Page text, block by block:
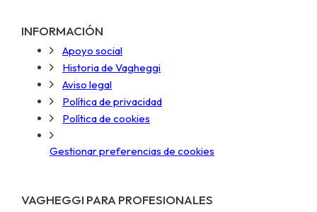
INFORMACIÓN
Apoyo social
Historia de Vagheggi
Aviso legal
Política de privacidad
Política de cookies
Gestionar preferencias de cookies
VAGHEGGI PARA PROFESIONALES